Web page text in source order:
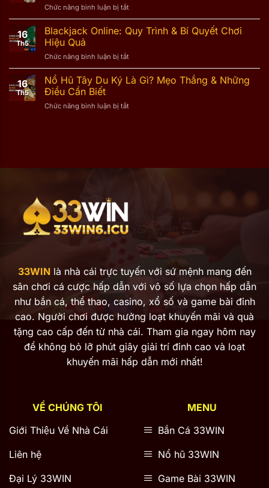
Phải
Ai
Cũng
Bí
Quyết
Tăng
Thắng
Lớn
Tại
Chức năng bình luận bị tắtở
Tiến
Lên
Miền
Cách
Xếp
Bài
Thế
16
Th5
Blackjack Online: Quy Trình & Bí Quyết Chơi
Hiệu Quả
Chức năng bình luận bị tắtở
Blackjack
Online:
Quy
&
16
Th5
Nổ Hũ Tây Du Ký Là Gì? Mẹo Thắng & Những
Điều Cần Biết
Chức năng bình luận bị tắtở
Là
33WINlà nhà cái trực tuyến với sứ mệnh mang đến
sân chơi cá cược hấp dẫn với vô số lựa chọn hấp dẫn
như bắn cá, thể thao, casino, xổ số và game bài đỉnh
cao. Người chơi được hưởng loạt khuyến mãi và quà
tặng cao cấp đến từ nhà cái. Tham gia ngay hôm nay
để không bỏ lỡ phút giây giải trí đỉnh cao và loạt
khuyến mãi hấp dẫn mới nhất!
VỀ CHÚNG TÔI
Giới Thiệu Về Nhà Cái
Liên hệ
Đại Lý 33WIN
MENU
Bắn Cá 33WIN
Nổ hũ 33WIN
Game Bài 33WIN